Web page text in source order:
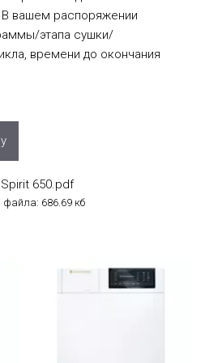
вашем распоряжении
этапа сушки/
времени до окончания
Spirit 650.pdf
686.69 кб